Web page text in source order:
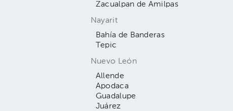
Zacualpan de Amilpas
Nayarit
Bahía de Banderas
Tepic
Nuevo León
Allende
Apodaca
Guadalupe
Juárez